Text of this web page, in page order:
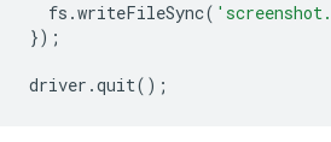
fs .writeFileSync(
});
driver .quit();